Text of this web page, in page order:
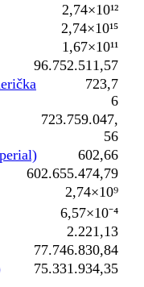
2,74×10¹²
2,74×10¹⁵
1,67×10¹¹
96.752.511,57
723,7
6
723.759.047,
56
602,66
602.655.474,79
2,74×10⁹
6,57×10⁻⁴
2.221,13
77.746.830,84
75.331.934,35